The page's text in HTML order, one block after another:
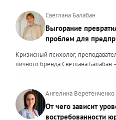
Светлана Балабан
Выгорание
проблем для
Кризисный психолог,
личного бренда Светлана
проблемой, однако выгорание у
отличается от выгорания у
сотрудник может уйти на
Ангелина Веретенченко
От чего зависит
востребованности